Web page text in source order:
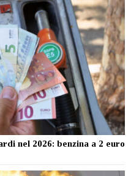
nel 2026: benzina a 2 euro